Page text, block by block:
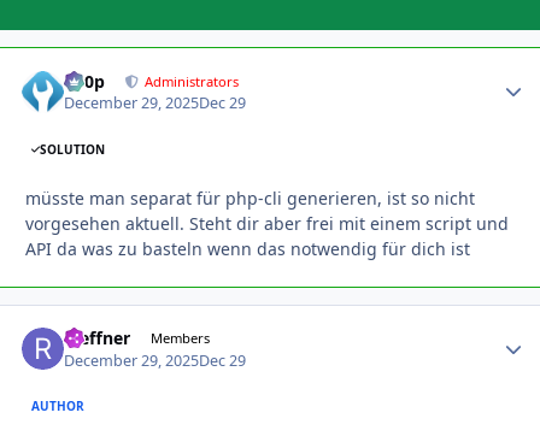
d00p Administrators
December 29, 2025Dec 29
SOLUTION
müsste man separat für php-cli generieren, ist so nicht
vorgesehen aktuell. Steht dir aber frei mit einem script und
API da was zu basteln wenn das notwendig für dich ist
rseffner Members
December 29, 2025Dec 29
AUTHOR